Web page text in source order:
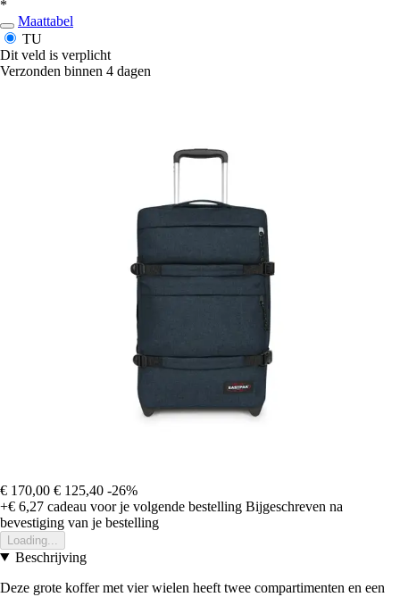
*
Maattabel
TU
Dit veld is verplicht
Verzonden binnen 4 dagen
€ 170,00 € 125,40 -26%
+€ 6,27 cadeau voor je volgende bestelling Bijgeschreven na
bevestiging van je bestelling
Loading...
Beschrijving
Deze grote koffer met vier wielen heeft twee compartimenten en een